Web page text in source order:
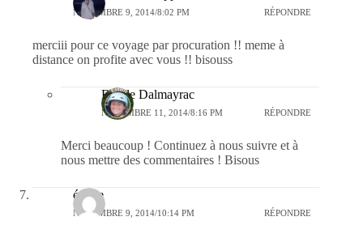
NOVEMBRE 9, 2014/8:02 PM RÉPONDRE
merciii pour ce voyage par procuration !! meme à
distance on profite avec vous !! bisouss
Estelle Dalmayrac
NOVEMBRE 11, 2014/8:16 PM RÉPONDRE
Merci beaucoup ! Continuez à nous suivre et à
nous mettre des commentaires ! Bisous
émilie
NOVEMBRE 9, 2014/10:14 PM RÉPONDRE